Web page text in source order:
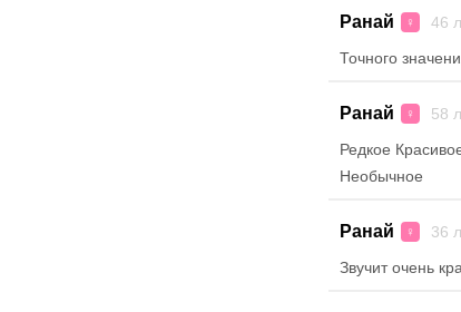
Ранай ♀ 46
Точного
Ранай ♀ 58
Редкое
Необычное
Ранай ♀ 36
Звучит очень